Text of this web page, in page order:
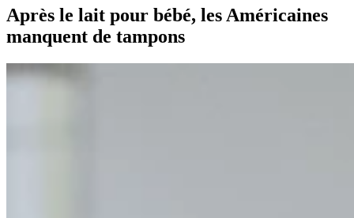
Après le lait pour bébé, les Américaines
manquent de tampons